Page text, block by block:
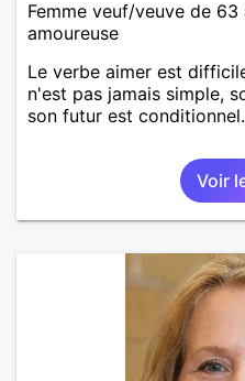
Femme veuf/veuve de
amoureuse
Le verbe aimer est
n'est pas jamais simple,
son futur est conditionnel.
Voir